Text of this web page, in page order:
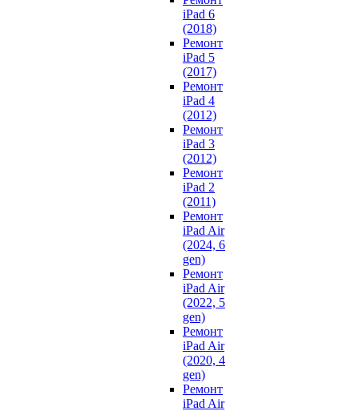
iPad 6
(2018)
Ремонт
iPad 5
(2017)
Ремонт
iPad 4
(2012)
Ремонт
iPad 3
(2012)
Ремонт
iPad 2
(2011)
Ремонт
iPad Air
(2024, 6
gen)
Ремонт
iPad Air
(2022, 5
gen)
Ремонт
iPad Air
(2020, 4
gen)
Ремонт
iPad Air